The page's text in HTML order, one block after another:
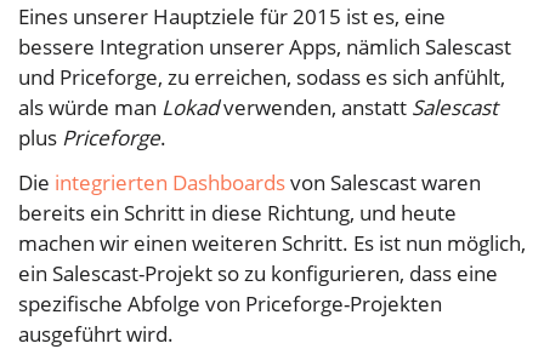
Eines unserer Hauptziele für 2015 ist es, eine
bessere Integration unserer Apps, nämlich Salescast
und Priceforge, zu erreichen, sodass es sich anfühlt,
als würde man Lokadverwenden, anstatt Salescast
plus Priceforge.
Die integrierten Dashboardsvon Salescast waren
bereits ein Schritt in diese Richtung, und heute
machen wir einen weiteren Schritt. Es ist nun möglich,
ein Salescast-Projekt so zu konfigurieren, dass eine
spezifische Abfolge von Priceforge-Projekten
ausgeführt wird.